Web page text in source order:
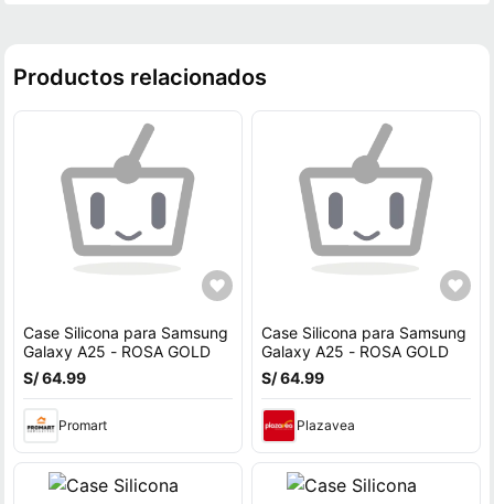
Productos relacionados
Case Silicona para Samsung
Galaxy A25 - ROSA GOLD
S/ 64.99
Promart
Case Silicona para Samsung
Galaxy A25 - ROSA GOLD
S/ 64.99
Plazavea